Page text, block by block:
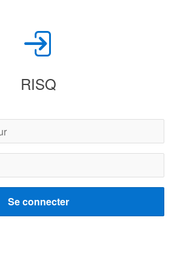
RISQ
Se connecter